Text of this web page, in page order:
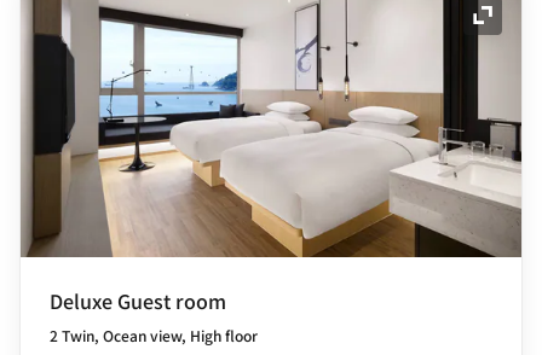
展开
Deluxe Guest room
2 Twin, Ocean view, High floor